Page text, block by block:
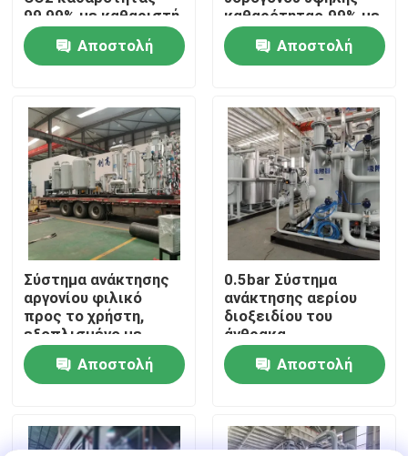
Σχετικά με εμάς
Έλεγχος ποιότητας
Επικοινωνήστε μαζί μας
Ειδήσεις
Ζητήστε μια προσφορά
Παραγωγοί αζώτου PSA
Γεννήτρια αζώτου υψηλής αγνότητας
99,99% με καθαριστή
αερίων
Αποστολή
καθαρότητας.99% με
σύστημα καθαρισμού
PSA
Αποστολή
Σύστημα ανάκτησης
αργονίου φιλικό
προς το χρήστη,
εξοπλισμένο με
τηλεοπτική οθόνη
Αποστολή
0.5bar Σύστημα
ανάκτησης αερίου
διοξειδίου του
άνθρακα
Εξοικονόμηση
ενέργειας Μικρή
συντήρηση
Αποστολή